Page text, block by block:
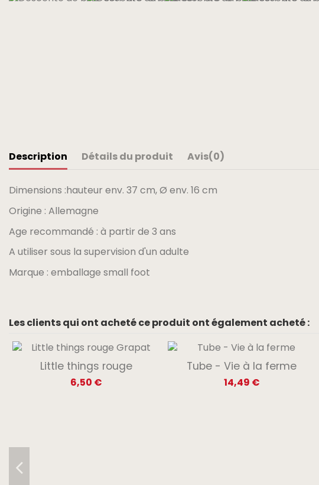
Description Détails du produit Avis(0)
Dimensions :hauteur env. 37 cm, Ø env. 16 cm
Origine : Allemagne
Age recommandé : à partir de 3 ans
A utiliser sous la supervision d'un adulte
Marque : emballage small foot
Les clients qui ont acheté ce produit ont également acheté :
Little things rouge
6,50 €
Tube - Vie à la ferme
14,49 €